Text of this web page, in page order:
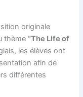
originale
thème “The Life of
les élèves ont
afin de
différentes